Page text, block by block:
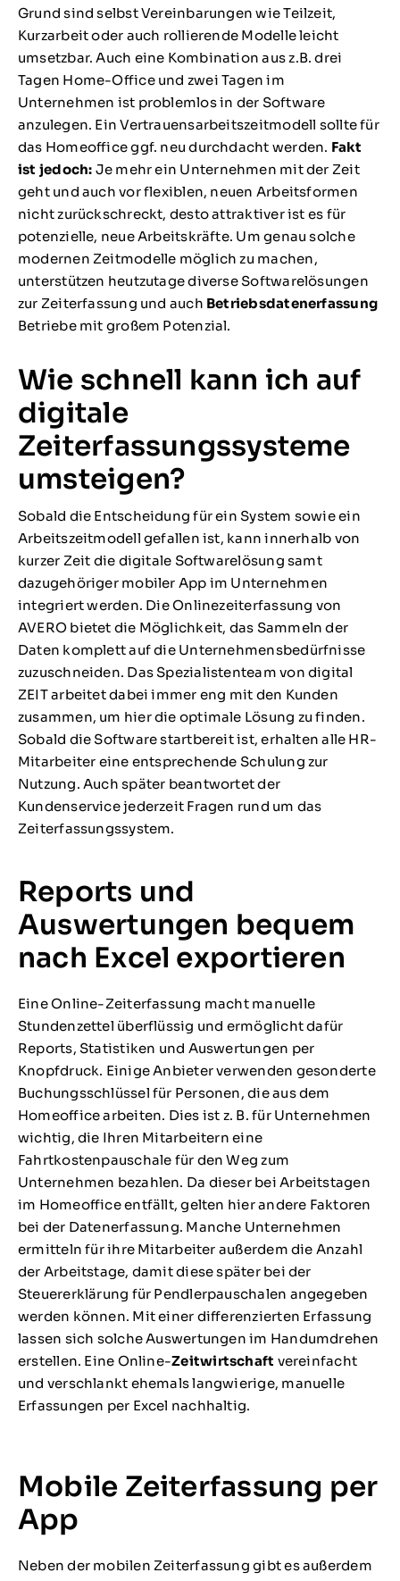
Grund sind selbst Vereinbarungen wie Teilzeit,
Kurzarbeit oder auch rollierende Modelle leicht
umsetzbar. Auch eine Kombination aus z.B. drei
Tagen Home-Office und zwei Tagen im
Unternehmen ist problemlos in der Software
anzulegen. Ein Vertrauensarbeitszeitmodell sollte für
das Homeoffice ggf. neu durchdacht werden. Fakt
ist jedoch: Je mehr ein Unternehmen mit der Zeit
geht und auch vor flexiblen, neuen Arbeitsformen
nicht zurückschreckt, desto attraktiver ist es für
potenzielle, neue Arbeitskräfte. Um genau solche
modernen Zeitmodelle möglich zu machen,
unterstützen heutzutage diverse Softwarelösungen
zur Zeiterfassung und auch Betriebsdatenerfassung
Betriebe mit großem Potenzial.
Wie schnell kann ich auf
digitale
Zeiterfassungssysteme
umsteigen?
Sobald die Entscheidung für ein System sowie ein
Arbeitszeitmodell gefallen ist, kann innerhalb von
kurzer Zeit die digitale Softwarelösung samt
dazugehöriger mobiler App im Unternehmen
integriert werden. Die Onlinezeiterfassung von
AVERO bietet die Möglichkeit, das Sammeln der
Daten komplett auf die Unternehmensbedürfnisse
zuzuschneiden. Das Spezialistenteam von digital
ZEIT arbeitet dabei immer eng mit den Kunden
zusammen, um hier die optimale Lösung zu finden.
Sobald die Software startbereit ist, erhalten alle HR-
Mitarbeiter eine entsprechende Schulung zur
Nutzung. Auch später beantwortet der
Kundenservice jederzeit Fragen rund um das
Zeiterfassungssystem.
Reports und
Auswertungen bequem
nach Excel exportieren
Eine Online-Zeiterfassung macht manuelle
Stundenzettel überflüssig und ermöglicht dafür
Reports, Statistiken und Auswertungen per
Knopfdruck. Einige Anbieter verwenden gesonderte
Buchungsschlüssel für Personen, die aus dem
Homeoffice arbeiten. Dies ist z. B. für Unternehmen
wichtig, die Ihren Mitarbeitern eine
Fahrtkostenpauschale für den Weg zum
Unternehmen bezahlen. Da dieser bei Arbeitstagen
im Homeoffice entfällt, gelten hier andere Faktoren
bei der Datenerfassung. Manche Unternehmen
ermitteln für ihre Mitarbeiter außerdem die Anzahl
der Arbeitstage, damit diese später bei der
Steuererklärung für Pendlerpauschalen angegeben
werden können. Mit einer differenzierten Erfassung
lassen sich solche Auswertungen im Handumdrehen
erstellen. Eine Online-Zeitwirtschaft vereinfacht
und verschlankt ehemals langwierige, manuelle
Erfassungen per Excel nachhaltig.
Mobile Zeiterfassung per
App
Neben der mobilen Zeiterfassung gibt es außerdem